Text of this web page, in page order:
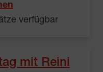
verfügbar
mit Reini